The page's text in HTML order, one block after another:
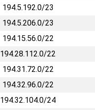
194.5.192.0/23
194.5.206.0/23
194.15.56.0/22
194.28.112.0/22
194.31.72.0/22
194.32.96.0/22
194.32.104.0/24